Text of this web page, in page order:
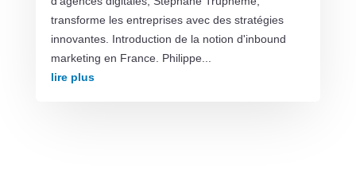
transforme les entreprises avec des stratégies
innovantes. Introduction de la notion d'inbound
marketing en France. Philippe...
lire plus